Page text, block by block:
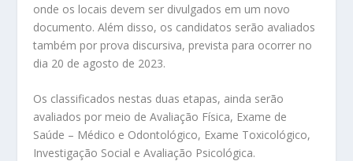
onde os locais devem ser divulgados em um novo
documento. Além disso, os candidatos serão avaliados
também por prova discursiva, prevista para ocorrer no
dia 20 de agosto de 2023.
Os classificados nestas duas etapas, ainda serão
avaliados por meio de Avaliação Física, Exame de
Saúde – Médico e Odontológico, Exame Toxicológico,
Investigação Social e Avaliação Psicológica.